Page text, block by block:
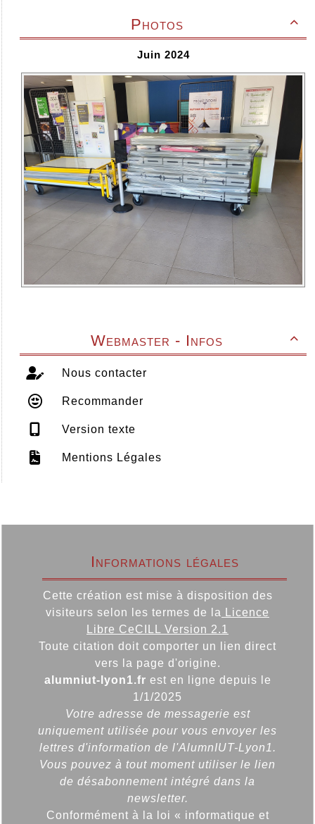

Photos
Juin 2024

Webmaster - Infos
Nous contacter
Recommander
Version texte
Mentions Légales
Informations légales
Cette création est mise à disposition des
visiteurs selon les termes de la
Licence
Libre CeCILL Version 2.1
Toute citation doit comporter un lien direct
vers la page d'origine.
alumniut-lyon1.fr est en ligne depuis le
1/1/2025
Votre adresse de messagerie est
uniquement utilisée pour vous envoyer les
lettres d'information de l'AlumnIUT-Lyon1.
Vous pouvez à tout moment utiliser le lien
de désabonnement intégré dans la
newsletter.
Conformément à la loi « informatique et